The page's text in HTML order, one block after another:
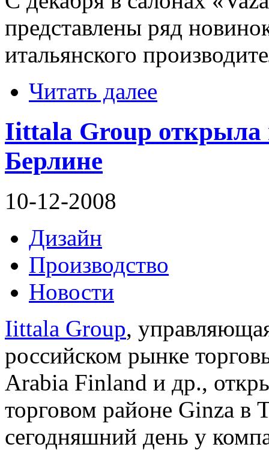
представлены ряд
итальянского
Читать далее
Iittala Group открыла
Берлине
10-12-2008
Дизайн
Производство
Новости
Iittala Group,
российском рынке
Arabia Finland и др.,
торговом районе Ginza в
сегодняшний день у